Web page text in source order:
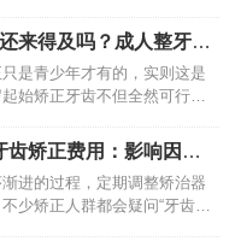
然而牙槽骨的改建能力依旧
在科学…
来得及吗？成人整牙需
是青少年才有的，实则这是
始矫正牙齿不但全然可行，
作用下依旧能够移动。重点
生理特性…
矫正费用：影响因素 +
进的过程，定期调整矫治器
少矫正人群都会疑问“牙齿矫